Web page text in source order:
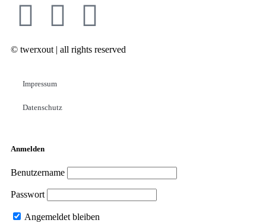
© twerxout | all rights reserved
Impressum
Datenschutz
Anmelden
Benutzername
Passwort
Angemeldet bleiben